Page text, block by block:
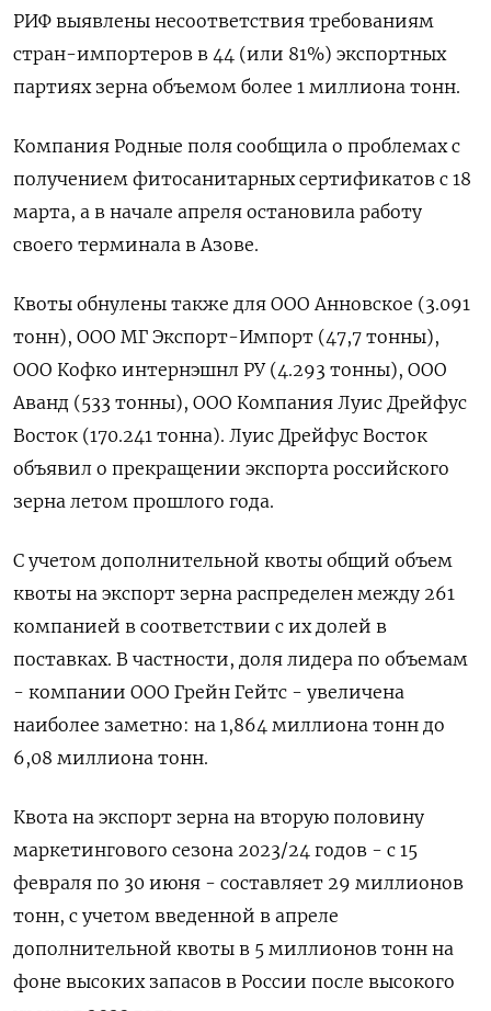
РИФ выявлены несоответствия требованиям
стран-импортеров в 44 (или 81%) экспортных
партиях зерна объемом более 1 миллиона тонн.
Компания Родные поля сообщила о проблемах с
получением фитосанитарных сертификатов с 18
марта, а в начале апреля остановила работу
своего терминала в Азове.
Квоты обнулены также для ООО Анновское (3.091
тонн), ООО МГ Экспорт-Импорт (47,7 тонны),
ООО Кофко интернэшнл РУ (4.293 тонны), ООО
Аванд (533 тонны), ООО Компания Луис Дрейфус
Восток (170.241 тонна). Луис Дрейфус Восток
объявил о прекращении экспорта российского
зерна летом прошлого года.
С учетом дополнительной квоты общий объем
квоты на экспорт зерна распределен между 261
компанией в соответствии с их долей в
поставках. В частности, доля лидера по объемам
- компании ООО Грейн Гейтс - увеличена
наиболее заметно: на 1,864 миллиона тонн до
6,08 миллиона тонн.
Квота на экспорт зерна на вторую половину
маркетингового сезона 2023/24 годов - с 15
февраля по 30 июня - составляет 29 миллионов
тонн, с учетом введенной в апреле
дополнительной квоты в 5 миллионов тонн на
фоне высоких запасов в России после высокого